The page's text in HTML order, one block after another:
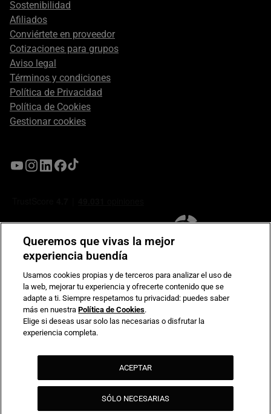
Sostenibilidad
Afiliados
Conviértete en proveedor
Cotizaciones para grupos
Aviso legal
Términos y condiciones
Política de Privacidad
Política de Cookies
Gestionar cookies
Compromiso de seguridad en pagos electrónicos
Queremos que vivas la mejor
experiencia buendía
Usamos cookies propias y de terceros para analizar el uso de
la web, mejorar tu experiencia y ofrecerte contenido que se
adapte a ti. Siempre respetamos tu privacidad: puedes saber
más en nuestraPolítica de Cookies.
Elige si deseas usar solo las necesarias o disfrutar la
experiencia completa.
ACEPTAR
SÓLO NECESARIAS